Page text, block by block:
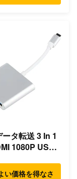
タ転送 3 In 1
1080P USB
い価格を得なさ